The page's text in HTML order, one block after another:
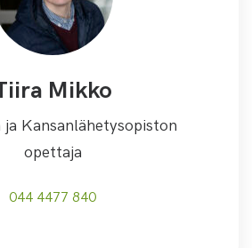
Mikko
Kansanlähetysopiston
opettaja
044 4477 840